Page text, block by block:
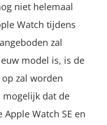
niet helemaal
Watch tijdens
zal
model is, is de
zal worden
mogelijk dat de
Watch SE en